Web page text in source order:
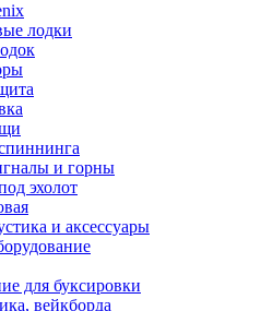
лодки
и горны
эхолот
и аксессуары
для буксировки
вейкборда